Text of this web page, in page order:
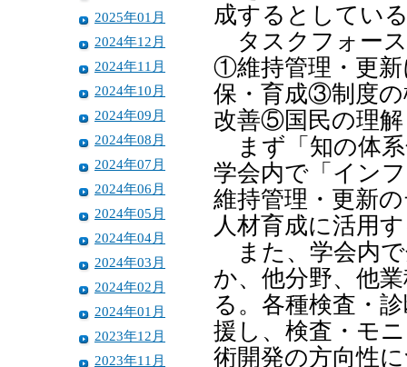
2025年01月
2024年12月
2024年11月
2024年10月
2024年09月
2024年08月
2024年07月
2024年06月
2024年05月
2024年04月
2024年03月
2024年02月
2024年01月
2023年12月
2023年11月
成するとしてい
タスクフォー
①維持管理・更
保・育成③制度
改善⑤国民の理
まず「知の体系
学会内で「イン
維持管理・更新
人材育成に活用
また、学会内で
か、他分野、他
る。各種検査・
援し、検査・モ
術開発の方向性